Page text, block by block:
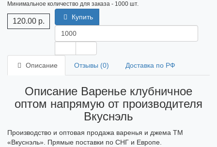
Минимальное количество для заказа - 1000 шт.
120.00 р. Купить
Описание Отзывы (0) Доставка по РФ
Описание Варенье клубничное
оптом напрямую от производителя
Вкуснэль
Производство и оптовая продажа варенья и джема ТМ
«Вкуснэль». Прямые поставки по СНГ и Европе.